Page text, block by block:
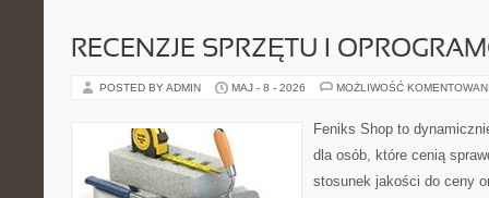
RECENZJE SPRZĘTU I
POSTED BY ADMIN MAJ - 8 - 2026 MOŻLIWOŚĆ
Feniks Shop to
dla osób, które cenią
stosunek jakości do ceny